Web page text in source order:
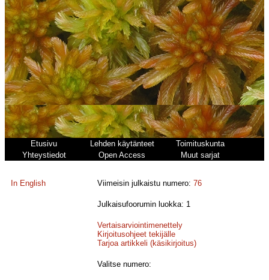
Etusivu Lehden käytänteet
Toimituskunta
Yhteystiedot
Open Access Muut sarjat
In English Viimeisin julkaistu numero:76
Julkaisufoorumin luokka: 1
Vertaisarviointimenettely
Kirjoitusohjeet tekijälle
Tarjoa artikkeli (käsikirjoitus)
Valitse numero: